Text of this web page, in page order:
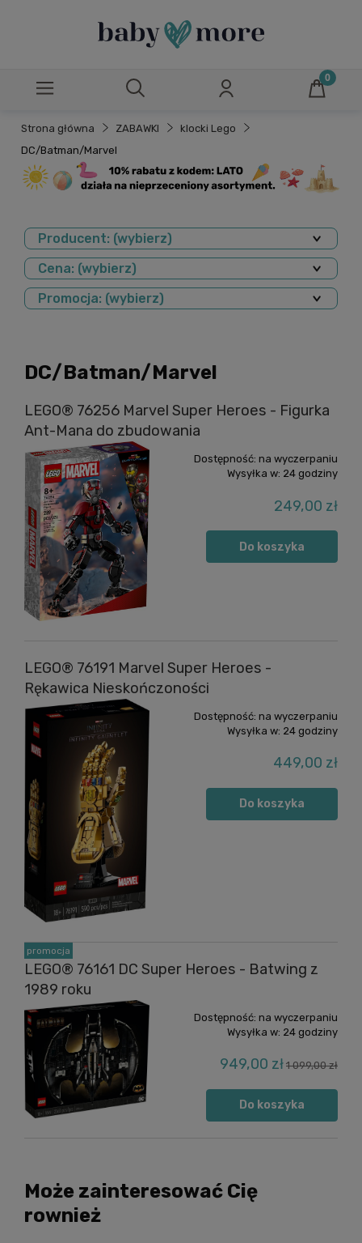
Strona główna ZABAWKI
klocki Lego
DC/Batman/Marvel
Producent: (wybierz)
Cena: (wybierz)
Promocja: (wybierz)
DC/Batman/Marvel
LEGO® 76256 Marvel Super Heroes - Figurka
Ant-Mana do zbudowania
Dostępność: na wyczerpaniu
Wysyłka w: 24 godziny
249,00 zł
Do koszyka
LEGO® 76191 Marvel Super Heroes -
Rękawica Nieskończoności
Dostępność: na wyczerpaniu
Wysyłka w: 24 godziny
449,00 zł
Do koszyka
LEGO® 76161 DC Super Heroes - Batwing z
1989 roku
Dostępność: na wyczerpaniu
Wysyłka w: 24 godziny
949,00 zł 1 099,00 zł
Do koszyka
promocja
Może zainteresować Cię
rownież